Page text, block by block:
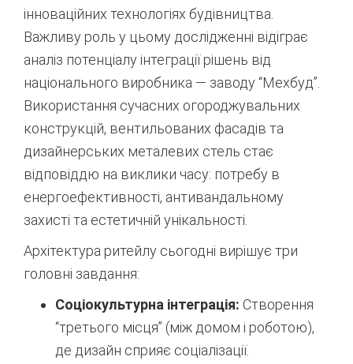
інноваційних технологіях будівництва.
Важливу роль у цьому дослідженні відіграє
аналіз потенціалу інтеграції рішень від
національного виробника — заводу “Мехбуд”.
Використання сучасних огороджувальних
конструкцій, вентильованих фасадів та
дизайнерських металевих стель стає
відповіддю на виклики часу: потребу в
енергоефективності, антивандальному
захисті та естетичній унікальності.
Архітектура ритейлу сьогодні вирішує три
головні завдання:
Соціокультурна інтеграція: Створення
“третього місця” (між домом і роботою),
де дизайн сприяє соціалізації.